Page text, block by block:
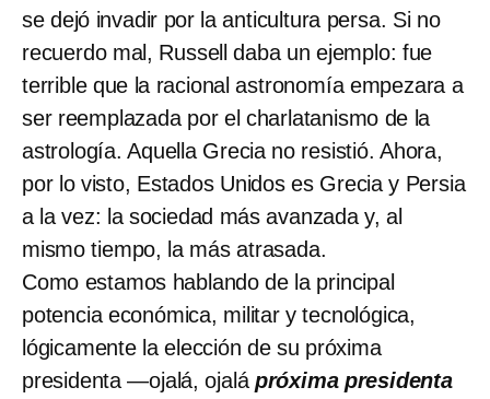
se dejó invadir por la anticultura persa. Si no
recuerdo mal, Russell daba un ejemplo: fue
terrible que la racional astronomía empezara a
ser reemplazada por el charlatanismo de la
astrología. Aquella Grecia no resistió. Ahora,
por lo visto, Estados Unidos es Grecia y Persia
a la vez: la sociedad más avanzada y, al
mismo tiempo, la más atrasada.
Como estamos hablando de la principal
potencia económica, militar y tecnológica,
lógicamente la elección de su próxima
presidenta —ojalá, ojalápróxima presidenta